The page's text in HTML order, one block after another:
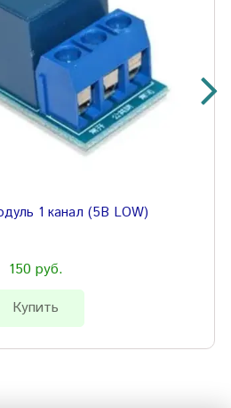
1 канал (5В LOW)
150 руб.
Купить